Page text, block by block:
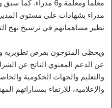
مدراء بشهادات على مستوى
نظير مساهماتهم في ترسيخ نهج
ويحظى المتوجون بفرص تطويرية
عن الدعم المعنوي الناتج عن
والتعليم والجهات الحكومية
والإعلامية، للارتقاء بمساراتهم